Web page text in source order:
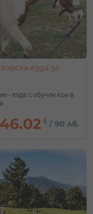
езда за
- езда с обучен кон в
46.02 € / 90 лв.